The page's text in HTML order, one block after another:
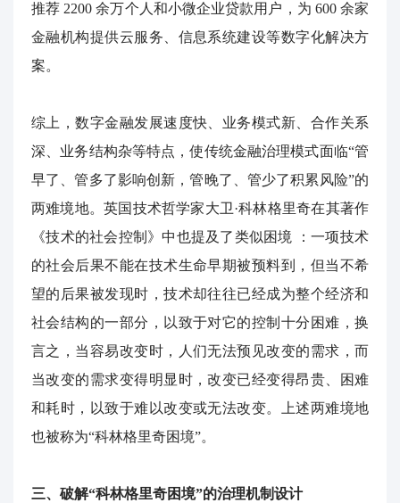
推荐 2200余万个人和小微企业贷款用户，为 600 余家
金融机构提供云服务、信息系统建设等数字化解决方
案。
综上，数字金融发展速度快、业务模式新、合作关系
深、业务结构杂等特点，使传统金融治理模式面临“管
早了、管多了影响创新，管晚了、管少了积累风险”的
两难境地。英国技术哲学家大卫·科林格里奇在其著作
《技术的社会控制》中也提及了类似困境
：一项技术
的社会后果不能在技术生命早期被预料到，但当不希
望的后果被发现时，技术却往往已经成为整个经济和
社会结构的一部分，以致于对它的控制十分困难，换
言之，当容易改变时，人们无法预见改变的需求，而
当改变的需求变得明显时，改变已经变得昂贵、困难
和耗时，以致于难以改变或无法改变。上述两难境地
也被称为“科林格里奇困境”。
三、破解“科林格里奇困境”的治理机制设计